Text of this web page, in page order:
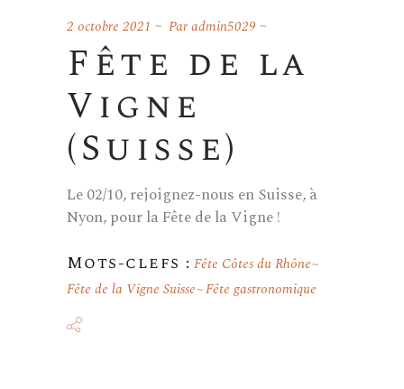
2 octobre 2021 Paradmin5029
Fête de la
Vigne
(Suisse)
Le 02/10, rejoignez-nous en Suisse, à
Nyon, pour la Fête de la Vigne !
Mots-clefs : Fête Côtes du Rhône
Fête de la Vigne Suisse Fête gastronomique